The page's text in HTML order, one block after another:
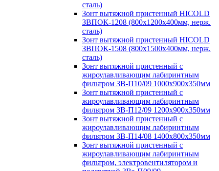
сталь)
Зонт вытяжной пристенный HICOLD
ЗВПОК-1208 (800х1200х400мм, нерж.
сталь)
Зонт вытяжной пристенный HICOLD
ЗВПОК-1508 (800х1500х400мм, нерж.
сталь)
Зонт вытяжной пристенный с
жироулавливающим лабиринтным
фильтром ЗВ-П10/09 1000х900х350мм
Зонт вытяжной пристенный с
жироулавливающим лабиринтным
фильтром ЗВ-П12/09 1200х900х350мм
Зонт вытяжной пристенный с
жироулавливающим лабиринтным
фильтром ЗВ-П14/08 1400х800х350мм
Зонт вытяжной пристенный с
жироулавливающим лабиринтным
фильтром, электровентилятором и